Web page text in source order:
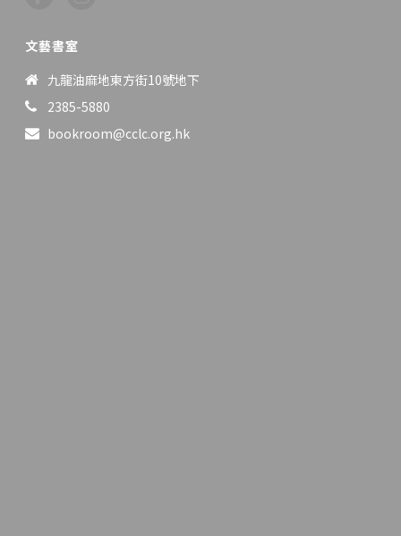
文藝書室
九龍油麻地東方街10號地下
2385-5880
bookroom@cclc.org.hk